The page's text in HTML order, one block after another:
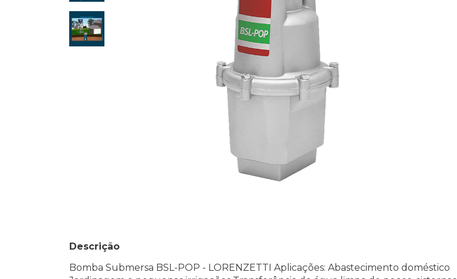
Descrição
Bomba Submersa BSL-POP - LORENZETTI Aplicações: Abastecimento doméstico